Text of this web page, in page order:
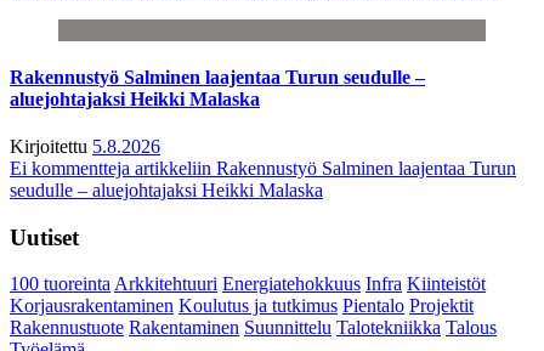
Rakennustyö Salminen laajentaa Turun seudulle –
aluejohtajaksi Heikki Malaska
Kirjoitettu 5.8.2026
Ei kommentteja artikkeliin Rakennustyö Salminen laajentaa Turun
seudulle – aluejohtajaksi Heikki Malaska
Uutiset
100 tuoreintaArkkitehtuuri Energiatehokkuus Infra Kiinteistöt
Korjausrakentaminen Koulutus ja tutkimus Pientalo Projektit
Rakennustuote Rakentaminen Suunnittelu Talotekniikka Talous